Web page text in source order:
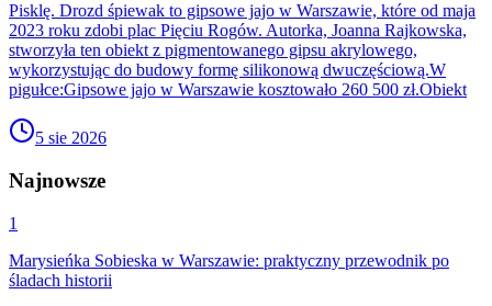
Pisklę. Drozd śpiewak to gipsowe jajo w Warszawie, które od maja
2023 roku zdobi plac Pięciu Rogów. Autorka, Joanna Rajkowska,
stworzyła ten obiekt z pigmentowanego gipsu akrylowego,
wykorzystując do budowy formę silikonową dwuczęściową.W
pigułce:Gipsowe jajo w Warszawie kosztowało 260 500 zł.Obiekt
5 sie 2026
Najnowsze
1
Marysieńka Sobieska w Warszawie: praktyczny przewodnik po
śladach historii